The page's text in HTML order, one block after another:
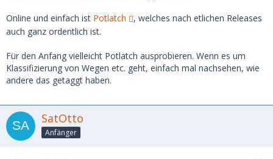
Online und einfach ist Potlatch
, welches nach etlichen Releases
auch ganz ordentlich ist.
Für den Anfang vielleicht Potlatch ausprobieren. Wenn es um
Klassifizierung von Wegen etc. geht, einfach mal nachsehen, wie
andere das getaggt haben.
SatOtto
Anfänger